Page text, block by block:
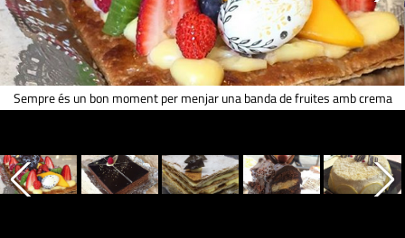
Sempre és un bon moment per menjar una banda de fruites amb crema